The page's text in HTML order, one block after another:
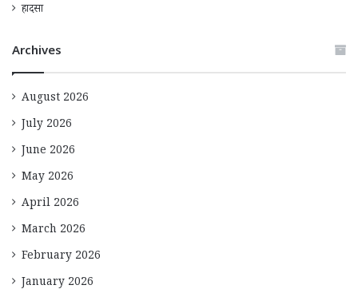
हादसा
Archives
August 2026
July 2026
June 2026
May 2026
April 2026
March 2026
February 2026
January 2026